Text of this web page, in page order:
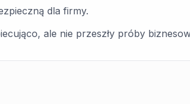
dla firmy.
ale nie przeszły próby